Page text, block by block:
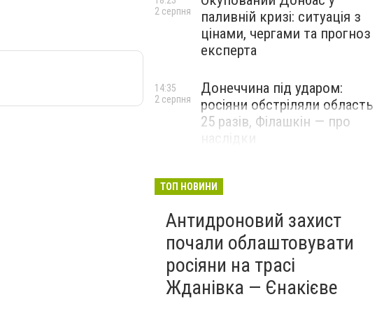
паливній кризі: ситуація з
цінами, чергами та прогноз
експерта
2 серпня
Донеччина під ударом:
росіяни обстріляли область
25 разів, Філашкін — про
14:35
2 серпня
ТОП НОВИНИ
Антидроновий захист
почали облаштовувати
росіяни на трасі
Жданівка — Єнакієве